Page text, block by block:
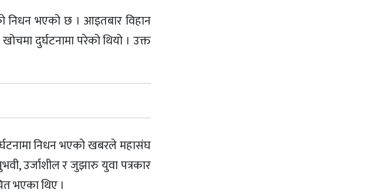
निधन भएको छ । आइतबार विहान
दुर्घटनामा परेको थियो । उक्त
निधन भएको खबरले महासंघ
उर्जाशील र जुझारु युवा पत्रकार
भएका थिए ।